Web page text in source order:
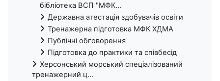
бібліотека ВСП "МФК...
Державна атестація здобувачів освіти
Тренажерна підготовка МФК ХДМА
Публічні обговорення
Підготовка до практики та співбесід
Херсонський морський спеціалізований
тренажерний ц...